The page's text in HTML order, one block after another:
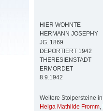
HIER WOHNTE
HERMANN JOSEPHY
JG. 1869
DEPORTIERT 1942
THERESIENSTADT
ERMORDET
8.9.1942
Weitere Stolpersteine in
Helga Mathilde Fromm,